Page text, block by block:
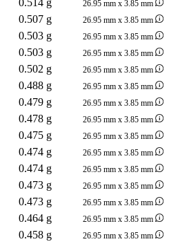
26.95 mm x 3.85 mm
0.507 g
26.95 mm x 3.85 mm
0.503 g
26.95 mm x 3.85 mm
0.503 g
26.95 mm x 3.85 mm
0.502 g
26.95 mm x 3.85 mm
0.488 g
26.95 mm x 3.85 mm
0.479 g
26.95 mm x 3.85 mm
0.478 g
26.95 mm x 3.85 mm
0.475 g
26.95 mm x 3.85 mm
0.474 g
26.95 mm x 3.85 mm
0.474 g
26.95 mm x 3.85 mm
0.473 g
26.95 mm x 3.85 mm
0.473 g
26.95 mm x 3.85 mm
0.464 g
26.95 mm x 3.85 mm
0.458 g
26.95 mm x 3.85 mm